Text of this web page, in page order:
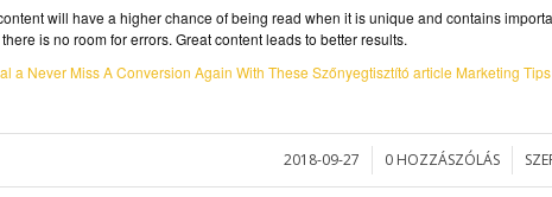
will have a higher chance of being read when it is unique and contains
is no room for errors. Great content leads to better results.
a Never Miss A Conversion Again With These Szőnyegtisztító article Marketing
2018-09-27
/ 0 HOZZÁSZÓLÁS
/